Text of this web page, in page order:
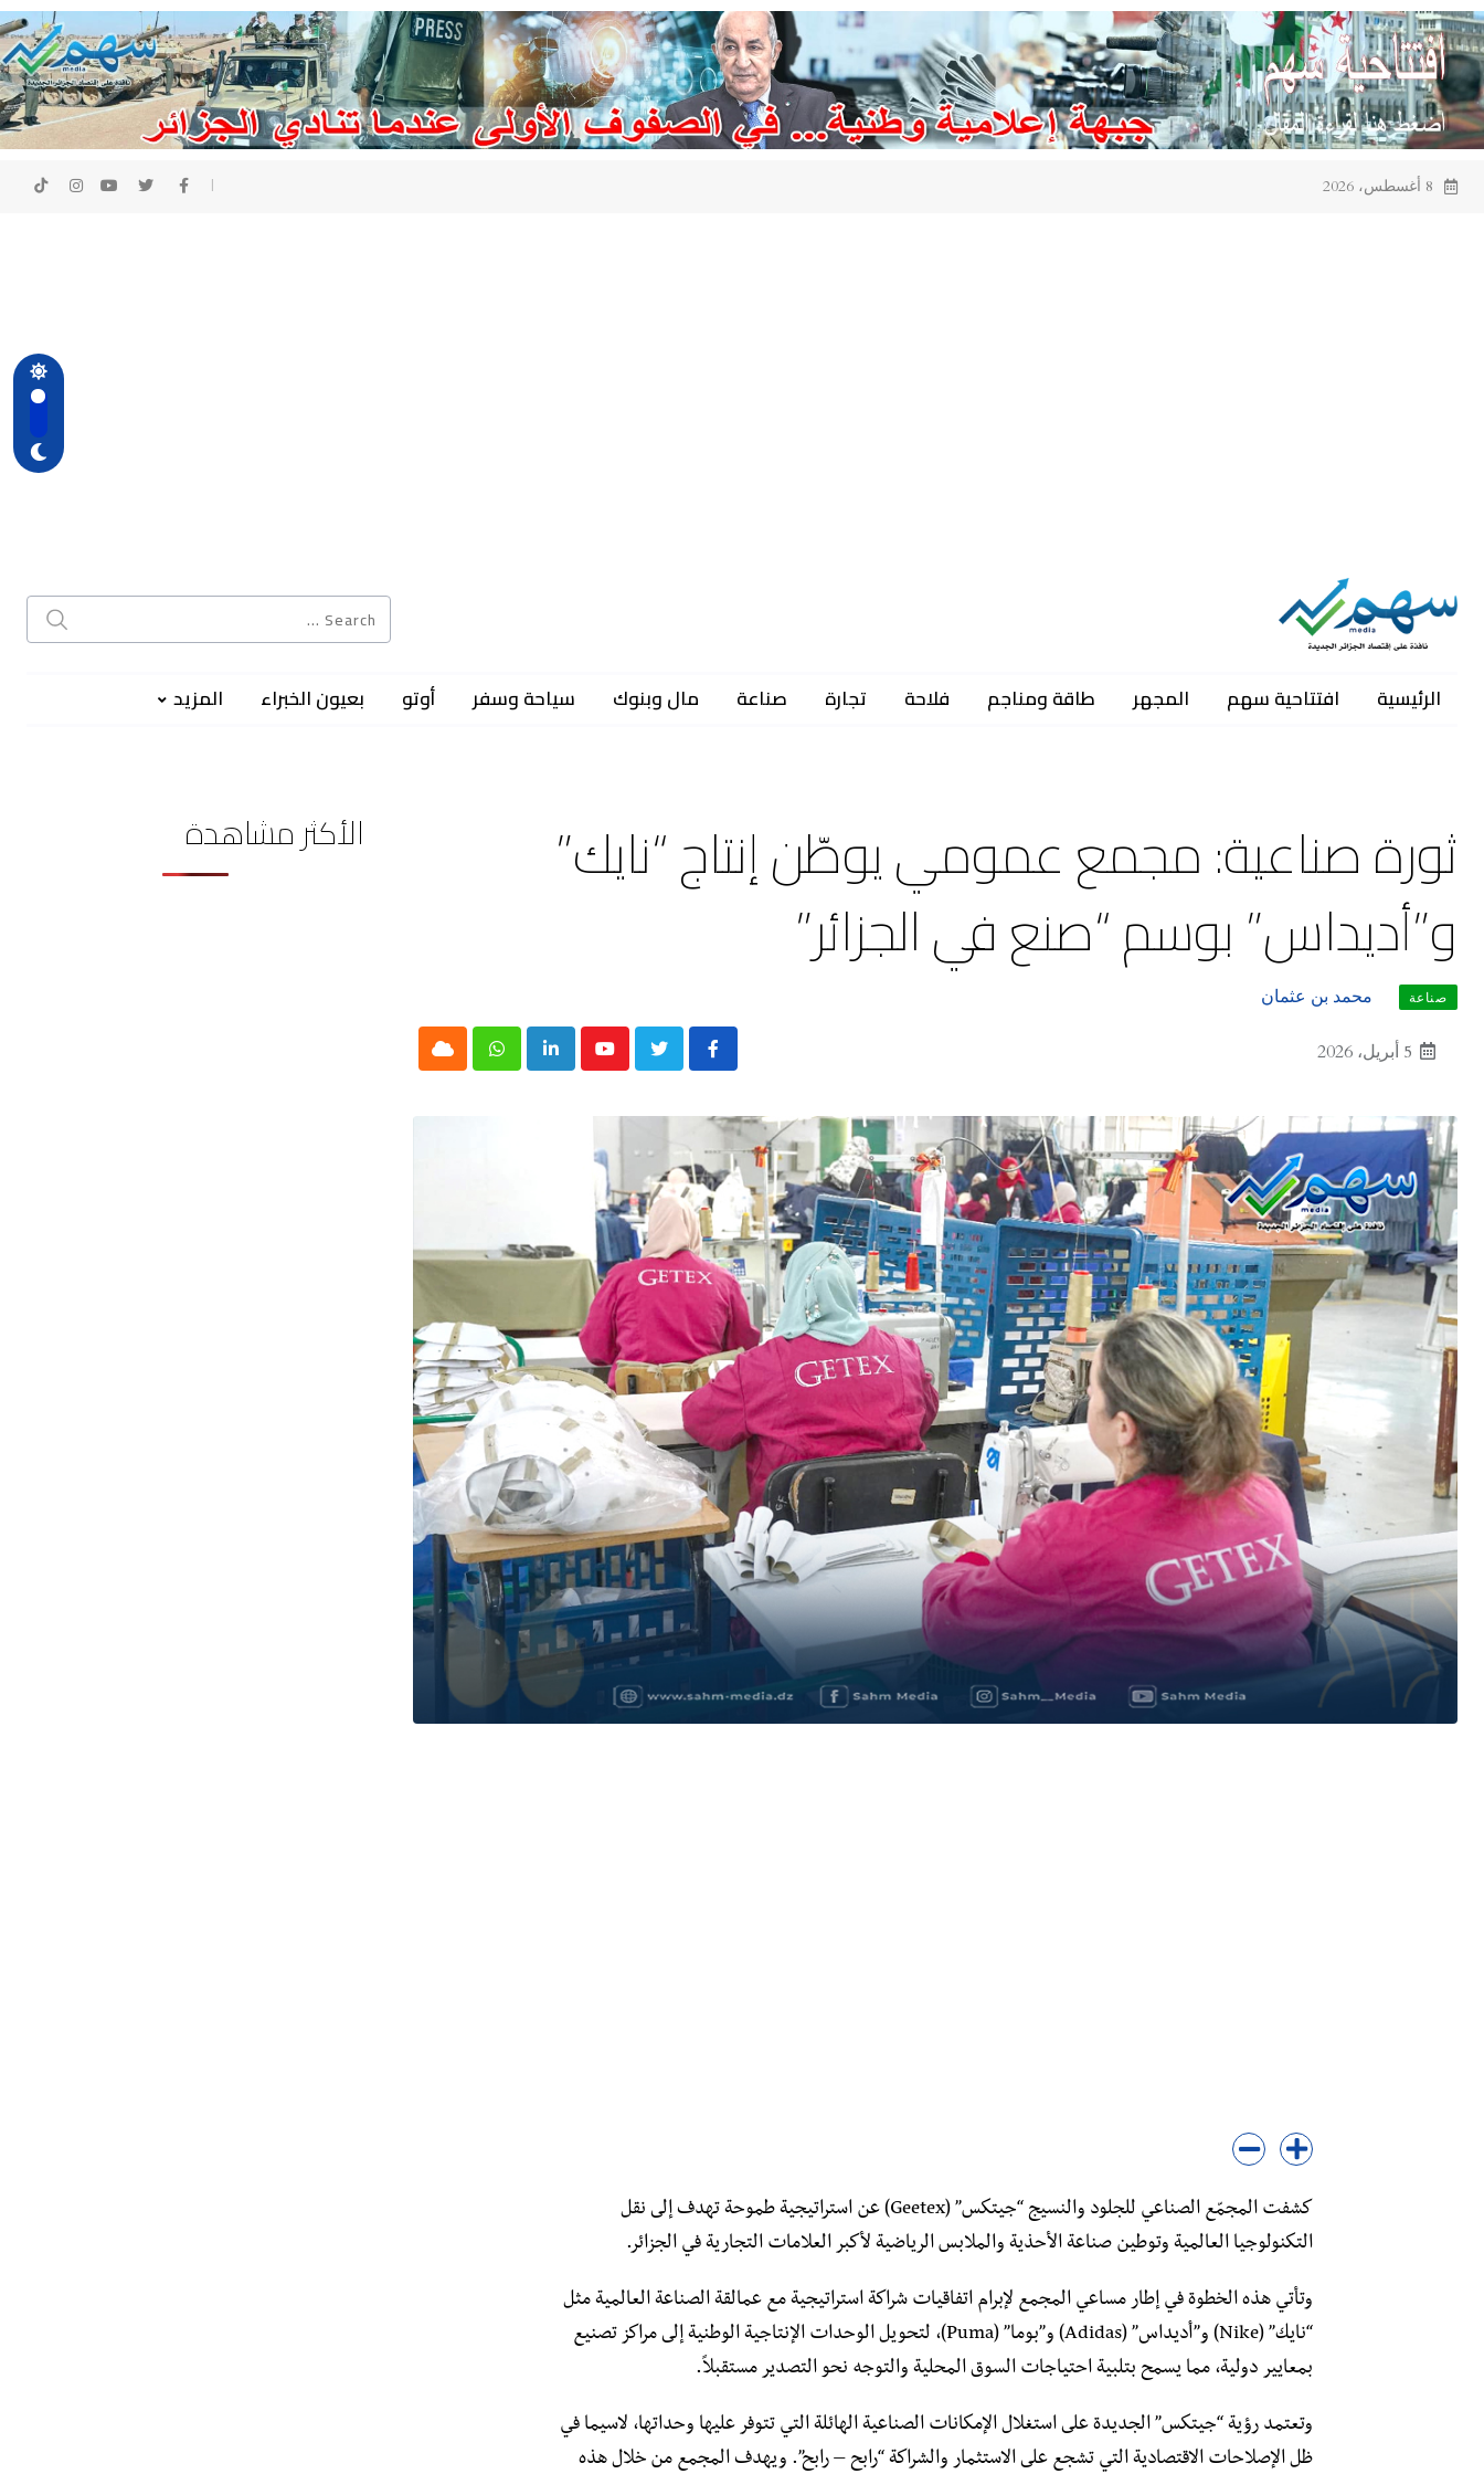
Skip
to
content
8 أغسطس، 2026
الرئيسية افتتاحية سهم المجهر طاقة ومناجم فلاحة تجارة صناعة مال وبنوك سياحة وسفر أوتو بعيون الخبراء المزيد
ثورة صناعية: مجمع عمومي يوطّن إنتاج “نايك”
و”أديداس” بوسم “صنع في الجزائر”
صناعة محمد بن عثمان
5 أبريل، 2026 Youtube
LinkedIn
Whatsapp
Cloud
كشفت المجمّع الصناعي للجلود والنسيج “جيتكس” (Geetex) عن استراتيجية طموحة تهدف إلى نقل
التكنولوجيا العالمية وتوطين صناعة الأحذية والملابس الرياضية لأكبر العلامات التجارية في الجزائر.
وتأتي هذه الخطوة في إطار مساعي المجمع لإبرام اتفاقيات شراكة استراتيجية مع عمالقة الصناعة العالمية مثل
“نايك” (Nike) و”أديداس” (Adidas) و”بوما” (Puma)، لتحويل الوحدات الإنتاجية الوطنية إلى مراكز تصنيع
بمعايير دولية، مما يسمح بتلبية احتياجات السوق المحلية والتوجه نحو التصدير مستقبلاً.
​وتعتمد رؤية “جيتكس” الجديدة على استغلال الإمكانات الصناعية الهائلة التي تتوفر عليها وحداتها، لاسيما في
ظل الإصلاحات الاقتصادية التي تشجع على الاستثمار والشراكة “رابح – رابح”. ويهدف المجمع من خلال هذه
الأكثر مشاهدة